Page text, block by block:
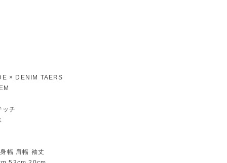
× DENIM TAERS
ッチ
幅 肩幅 袖丈